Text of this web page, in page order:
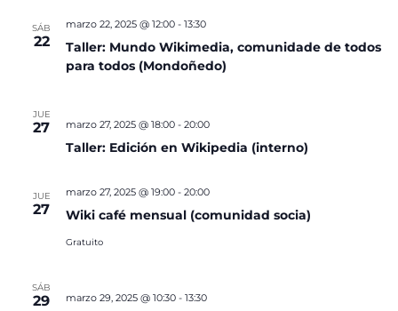
SÁB
22
Taller: Mundo Wikimedia, comunidade de todos
para todos (Mondoñedo)
marzo 22, 2025 @ 12:00- 13:30
JUE
27
Taller: Edición en Wikipedia (interno)
marzo 27, 2025 @ 18:00- 20:00
JUE
27 Wiki café mensual (comunidad socia)
marzo 27, 2025 @ 19:00- 20:00
Gratuito
SÁB
29 marzo 29, 2025 @ 10:30- 13:30